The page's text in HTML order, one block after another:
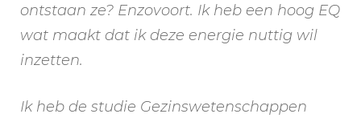
ontstaan ze? Enzovoort. Ik heb een hoog EQ
wat maakt dat ik deze energie nuttig wil
inzetten.
Ik heb de studie Gezinswetenschappen